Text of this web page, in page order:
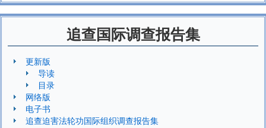
追查国际调查报告集
更新版
导读
目录
网络版
电子书
追查迫害法轮功国际组织调查报告集